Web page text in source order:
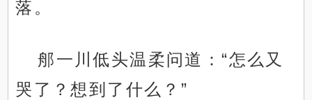
落。
郍一川低头温柔问道：“怎么又
哭了？想到了什么？”